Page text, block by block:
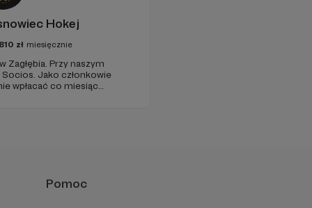
Hokej
zł miesięcznie
Zagłębia. Przy naszym
Jako członkowie
wpłacać co miesiąc
Pomoc